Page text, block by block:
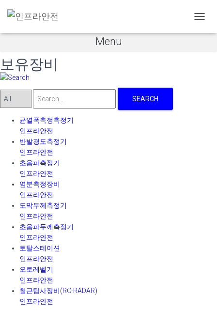
비
보유장비
HOME> 사업소개 >
Menu
보유장비
SEARCH
균열폭측정측정기
인프라안전
반발경도측정기
인프라안전
초음파측정기
인프라안전
염분측정장비
인프라안전
도막두께측정기
인프라안전
초음파두께측정기
인프라안전
토탈스테이션
인프라안전
오토레벨기
인프라안전
철근탐사장비(RC-RADAR)
인프라안전